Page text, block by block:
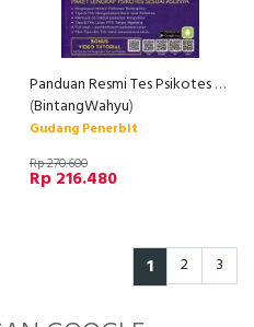
Panduan Resmi Tes Psikotes Terlengkap (Promo Best Book)
(BintangWahyu)
Gudang Penerbit
Rp 270.600
Rp 216.480
1 2 3